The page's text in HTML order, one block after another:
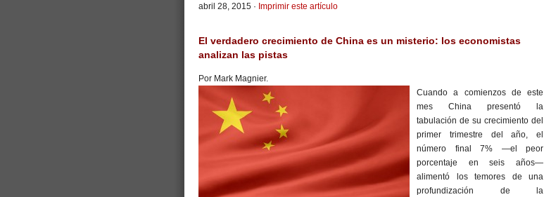
abril 28, 2015 · Imprimir este artículo
El verdadero crecimiento de China es un misterio: los economistas
analizan las pistas
Por Mark Magnier.
Cuando a comienzos de este
mes China presentó la
tabulación de su crecimiento del
primer trimestre del año, el
número final 7% —el peor
porcentaje en seis años—
alimentó los temores de una
profundización de la